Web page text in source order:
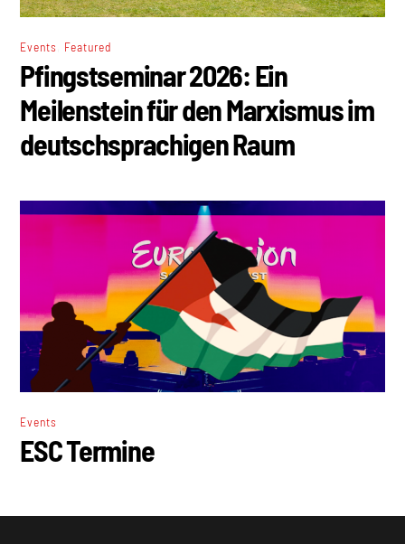
Events Featured
Pfingstseminar 2026: Ein
Meilenstein für den Marxismus im
deutschsprachigen Raum
Events
ESC Termine